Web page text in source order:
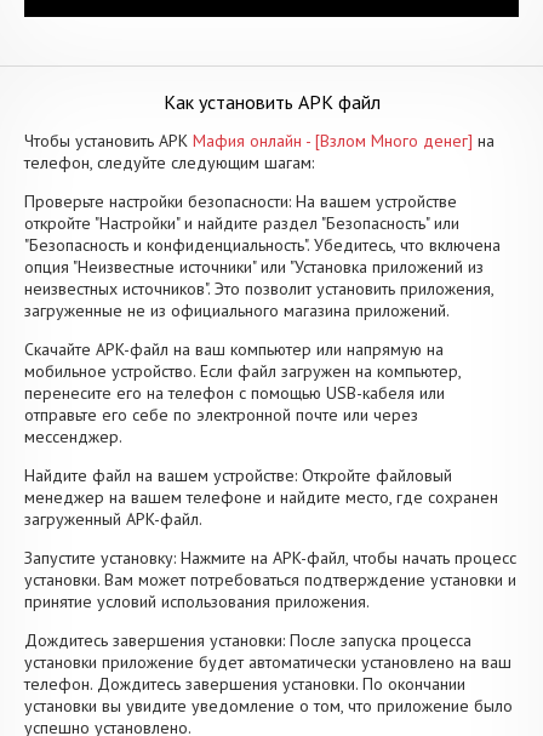
Как установить APK файл
Чтобы установить APK Мафия онлайн - [Взлом Много денег] на
телефон, следуйте следующим шагам:
Проверьте настройки безопасности: На вашем устройстве
откройте "Настройки" и найдите раздел "Безопасность" или
"Безопасность и конфиденциальность". Убедитесь, что включена
опция "Неизвестные источники" или "Установка приложений из
неизвестных источников". Это позволит установить приложения,
загруженные не из официального магазина приложений.
Скачайте APK-файл на ваш компьютер или напрямую на
мобильное устройство. Если файл загружен на компьютер,
перенесите его на телефон с помощью USB-кабеля или
отправьте его себе по электронной почте или через
мессенджер.
Найдите файл на вашем устройстве: Откройте файловый
менеджер на вашем телефоне и найдите место, где сохранен
загруженный APK-файл.
Запустите установку: Нажмите на APK-файл, чтобы начать процесс
установки. Вам может потребоваться подтверждение установки и
принятие условий использования приложения.
Дождитесь завершения установки: После запуска процесса
установки приложение будет автоматически установлено на ваш
телефон. Дождитесь завершения установки. По окончании
установки вы увидите уведомление о том, что приложение было
успешно установлено.